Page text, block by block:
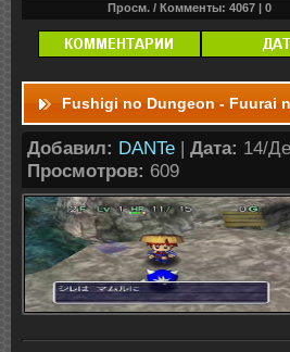
Просм. / Комменты: 4067 | 0
Fushigi no Dungeon - Fuurai
Добавил: DANTe | Дата: 14/
Просмотров: 609